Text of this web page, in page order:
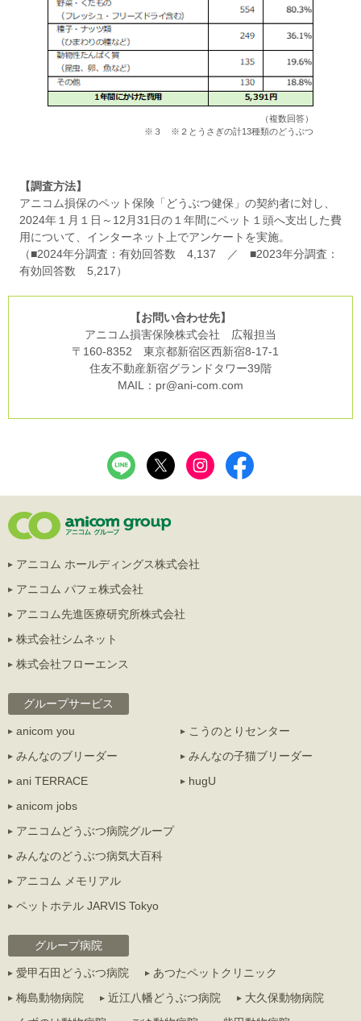
（複数回答）
※３ ※２とうさぎの計13種類のどうぶつ
【調査方法】
アニコム損保のペット保険「どうぶつ健保」の契約者に対し、
2024年１月１日～12月31日の１年間にペット１頭へ支出した費
用について、インターネット上でアンケートを実施。
（■2024年分調査：有効回答数 4,137 ／ ■2023年分調査：
有効回答数 5,217）
【お問い合わせ先】
アニコム損害保険株式会社 広報担当
〒160-8352 東京都新宿区西新宿8-17-1
住友不動産新宿グランドタワー39階
MAIL：pr@ani-com.com
アニコム ホールディングス株式会社
アニコム パフェ株式会社
アニコム先進医療研究所株式会社
株式会社シムネット
株式会社フローエンス
グループサービス
anicom you
こうのとりセンター
みんなのブリーダー
みんなの子猫ブリーダー
ani TERRACE
hugU
anicom jobs
アニコムどうぶつ病院グループ
みんなのどうぶつ病気大百科
アニコム メモリアル
ペットホテル JARVIS Tokyo
グループ病院
愛甲石田どうぶつ病院
あつたペットクリニック
梅島動物病院
近江八幡どうぶつ病院
大久保動物病院